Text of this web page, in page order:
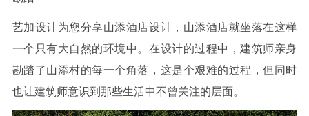
艺加设计为您分享山添酒店设计，山添酒店就坐落在这样
一个只有大自然的环境中。在设计的过程中，建筑师亲身
勘踏了山添村的每一个角落，这是个艰难的过程，但同时
也让建筑师意识到那些生活中不曾关注的层面。